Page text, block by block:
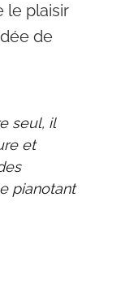
le plaisir
de
seul, il
et
pianotant